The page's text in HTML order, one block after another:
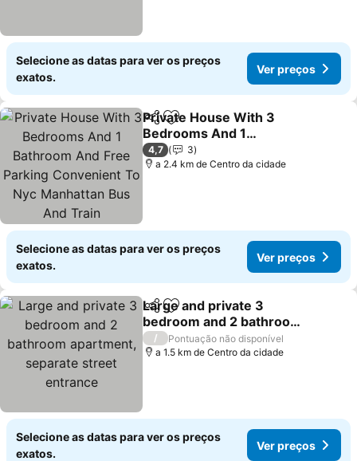
Selecione as datas para ver os preços
exatos.
Ver preços
PartilharAdicionar aos favoritos
Private House With 3
Bedrooms And 1
Bathroom And Free
Parking Convenient To
4,7
3
a 2.4 km de Centro da cidade
Selecione as datas para ver os preços
exatos.
Ver preços
PartilharAdicionar aos favoritos
Large and private 3
bedroom and 2 bathroom
apartment, separate
street entrance
/
Pontuação não disponível
a 1.5 km de Centro da cidade
Selecione as datas para ver os preços
exatos.
Ver preços